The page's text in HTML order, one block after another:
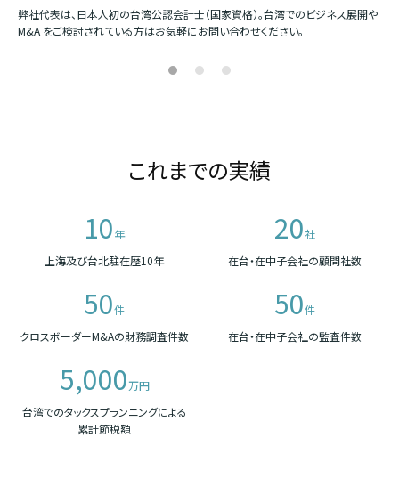
弊社代表は、日本人初の台湾公認会計士（国家資格）。台湾でのビジネス展開や
M&A をご検討されている方はお気軽にお問い合わせください。
これまでの実績
10年
上海及び台北駐在歴10年
20社
在台・在中子会社の顧問社数
50件
クロスボーダーM&Aの財務調査件数
50件
在台・在中子会社の監査件数
5,000万円
台湾でのタックスプランニングによる
累計節税額